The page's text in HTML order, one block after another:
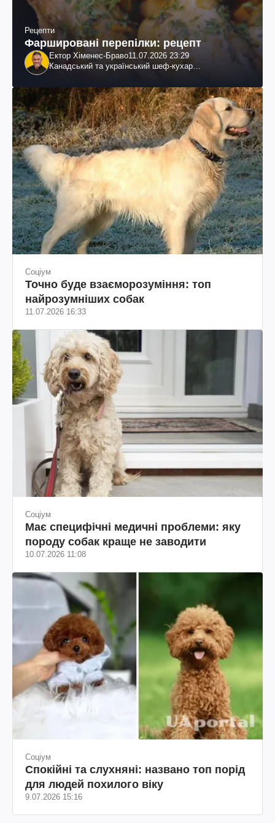
Рецепти
Фаршировані перепілки: рецепт
Ектор Хіменес-Браво11.07.2026 23:29
Канадський та український шеф-кухар
Соціум
Точно буде взаєморозуміння: топ
найрозумніших собак
11.07.2026 16:33
Соціум
Має специфічні медичні проблеми: яку
породу собак краще не заводити
10.07.2026 11:08
Соціум
Спокійні та слухняні: названо топ порід
для людей похилого віку
9.07.2026 15:16